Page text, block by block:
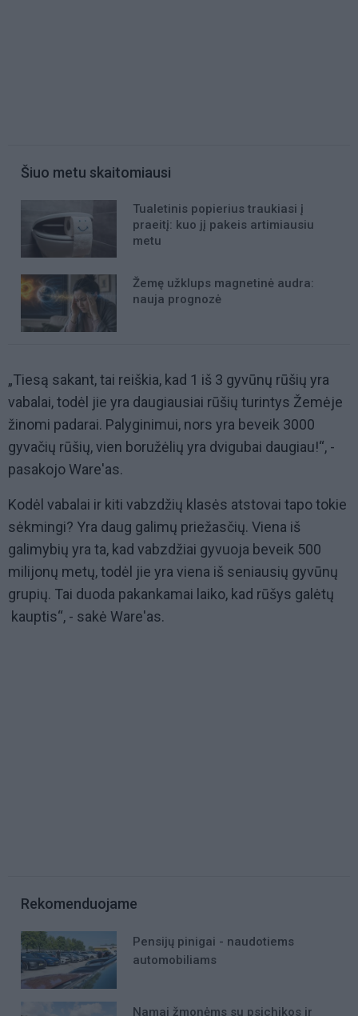
Šiuo metu skaitomiausi
Tualetinis popierius traukiasi į
praeitį: kuo jį pakeis artimiausiu
metu
Žemę užklups magnetinė audra:
nauja prognozė
„Tiesą sakant, tai reiškia, kad 1 iš 3 gyvūnų rūšių yra
vabalai, todėl jie yra daugiausiai rūšių turintys Žemėje
žinomi padarai. Palyginimui, nors yra beveik 3000
gyvačių rūšių, vien boružėlių yra dvigubai daugiau!“, -
pasakojo Ware'as.
Kodėl vabalai ir kiti vabzdžių klasės atstovai tapo tokie
sėkmingi? Yra daug galimų priežasčių. Viena iš
galimybių yra ta, kad vabzdžiai gyvuoja beveik 500
milijonų metų, todėl jie yra viena iš seniausių gyvūnų
grupių. Tai duoda pakankamai laiko, kad rūšys galėtų
kauptis“, - sakė Ware'as.
Rekomenduojame
Pensijų pinigai - naudotiems
automobiliams
Namai žmonėms su psichikos ir